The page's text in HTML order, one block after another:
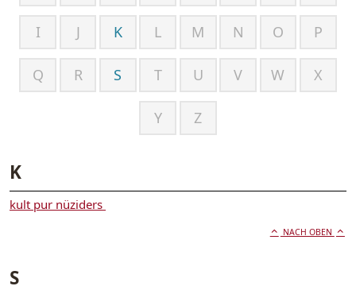
I J K L M N O P
Q R S T U V W X
Y Z
K
kult pur nüziders
NACH OBEN
S